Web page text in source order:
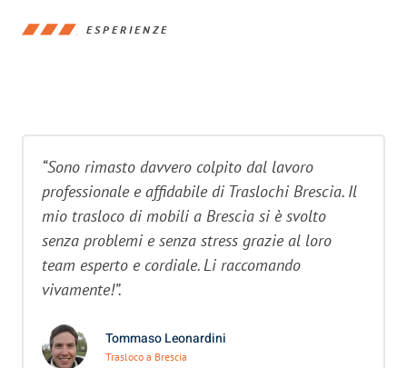
ESPERIENZE
“Sono rimasto davvero colpito dal lavoro
professionale e affidabile di Traslochi Brescia. Il
mio trasloco di mobili a Brescia si è svolto
senza problemi e senza stress grazie al loro
team esperto e cordiale. Li raccomando
vivamente!”.
Tommaso Leonardini
Trasloco a Brescia